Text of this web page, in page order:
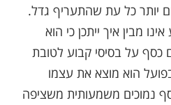
יותר כל עת שהתעריף גדל.
מבין איך ייתכן כי הוא
כסף על בסיסי קבוע לטובת
הוא מוצא את עצמו
נמוכים משמעותית משציפה